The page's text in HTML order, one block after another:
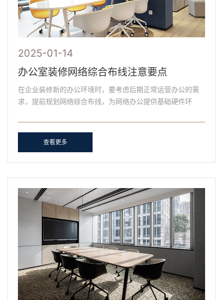
2025-01-14
办公室装修网络综合布线注意要点
在企业装修新的办公环境时，要考虑后期正常运营办公的需
求，提前规划网络综合布线，为网络办公提供基础硬件环
化，配备......
查看更多